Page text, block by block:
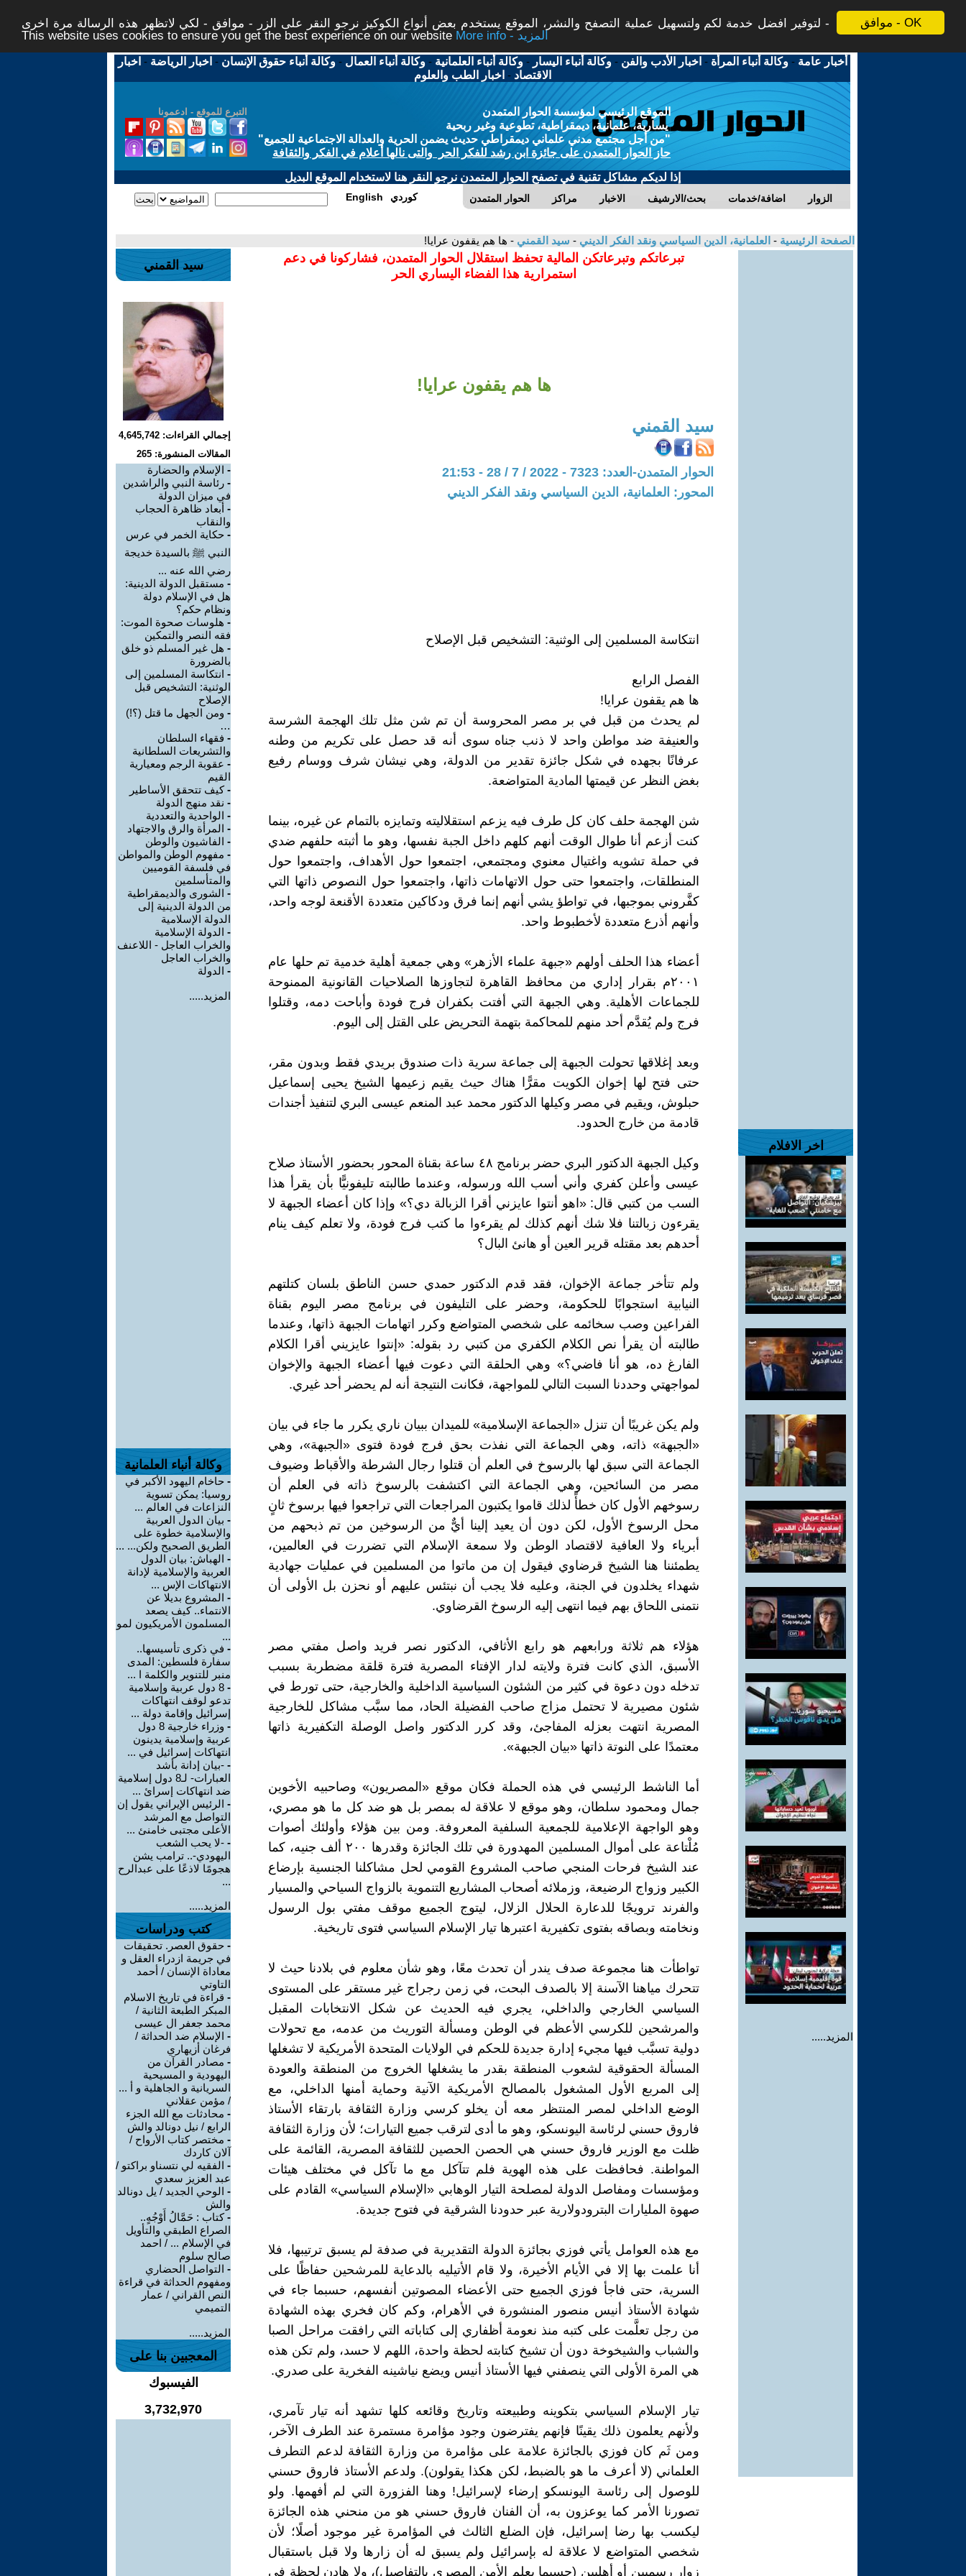
موافق - OK
لتوفير افضل خدمة لكم ولتسهيل عملية التصفح والنشر، الموقع يستخدم بعض أنواع الكوكيز نرجو النقر على الزر - موافق - لكي لاتظهر هذه الرسالة مرة اخرى -
This website uses cookies to ensure you get the best experience on our website
More info - المزيد
أخبار عامة -وكالة أنباء المرأة - اخبار الأدب والفن -وكالة أنباء اليسار -وكالة أنباء العلمانية -وكالة أنباء العمال -وكالة أنباء حقوق الإنسان - اخبار الرياضة - اخبار
الاقتصاد - اخبار الطب والعلوم
التبرع للموقع - ادعمونا
الموقع الرئيسي لمؤسسة الحوار المتمدن
يسارية، علمانية، ديمقراطية، تطوعية وغير ربحية
"من أجل مجتمع مدني علماني ديمقراطي حديث يضمن الحرية والعدالة الاجتماعية للجميع"
حاز الحوار المتمدن على جائزة ابن رشد للفكر الحر والتى نالها أعلام في الفكر والثقافة
إذا لديكم مشاكل تقنية في تصفح الحوار المتمدن نرجو النقر هنا لاستخدام الموقع البديل
الحوار المتمدن مراكز الاخبار بحث/الارشيف اضافة/خدمات الزوار English كوردي
الصفحة الرئيسية - العلمانية، الدين السياسي ونقد الفكر الديني - سيد القمني - ها هم يقفون عرايا!
اخر الافلام
المزيد.....
تبرعاتكم وتبرعاتكن المالية تحفظ استقلال الحوار المتمدن، فشاركونا في دعم
استمرارية هذا الفضاء اليساري الحر
ها هم يقفون عرايا!
سيد القمني
الحوار المتمدن-العدد: 7323 - 2022 / 7 / 28 - 21:53
المحور: العلمانية، الدين السياسي ونقد الفكر الديني
انتكاسة المسلمين إلى الوثنية: التشخيص قبل الإصلاح
الفصل الرابع
ها هم يقفون عرايا!
لم يحدث من قبل في بر مصر المحروسة أن تم شن مثل تلك الهجمة الشرسة
والعنيفة ضد مواطن واحد لا ذنب جناه سوى أنه قد حصل على تكريم من وطنه
عرفانًا بجهده في شكل جائزة تقدير من الدولة، وهي نيشان شرف ووسام رفيع
بغض النظر عن قيمتها المادية المتواضعة.
شن الهجمة حلف كان كل طرف فيه يزعم استقلاليته وتمايزه بالتمام عن غيره، بينما
كنت أزعم أنا طوال الوقت أنهم كلهم داخل الجبة نفسها، وهو ما أثبته حلفهم ضدي
في حملة تشويه واغتيال معنوي ومجتمعي، اجتمعوا حول الأهداف، واجتمعوا حول
المنطلقات، واجتمعوا حتى حول الاتهامات ذاتها، واجتمعوا حول النصوص ذاتها التي
كفَّروني بموجبها، في تواطؤ يشي أنهم إنما فرق ودكاكين متعددة الأقنعة لوجه واحد،
وأنهم أذرع متعددة لأخطبوط واحد.
أعضاء هذا الحلف أولهم «جبهة علماء الأزهر» وهي جمعية أهلية خدمية تم حلها عام
٢٠٠١م بقرار إداري من محافظ القاهرة لتجاوزها الصلاحيات القانونية الممنوحة
للجماعات الأهلية. وهي الجبهة التي أفتت بكفران فرج فودة وأباحت دمه، وقتلوا
فرج ولم يُقدَّم أحد منهم للمحاكمة بتهمة التحريض على القتل إلى اليوم.
وبعد إغلاقها تحولت الجبهة إلى جماعة سرية ذات صندوق بريدي فقط وبدون مقر،
حتى فتح لها إخوان الكويت مقرًّا هناك حيث يقيم زعيمها الشيخ يحيى إسماعيل
حبلوش، ويقيم في مصر وكيلها الدكتور محمد عبد المنعم عيسى البري لتنفيذ أجندات
قادمة من خارج الحدود.
وكيل الجبهة الدكتور البري حضر برنامج ٤٨ ساعة بقناة المحور بحضور الأستاذ صلاح
عيسى وأعلن كفري وأني أسب الله ورسوله، وعندما طالبته تليفونيًّا بأن يقرأ هذا
السب من كتبي قال: «اهو أنتوا عايزني أقرا الزبالة دي؟» وإذا كان أعضاء الجبهة لا
يقرءون زبالتنا فلا شك أنهم كذلك لم يقرءوا ما كتب فرج فودة، ولا تعلم كيف ينام
أحدهم بعد مقتله قرير العين أو هانئ البال؟
ولم تتأخر جماعة الإخوان، فقد قدم الدكتور حمدي حسن الناطق بلسان كتلتهم
النيابية استجوابًا للحكومة، وحضر على التليفون في برنامج مصر اليوم بقناة
الفراعين وصب سخائمه على شخصي المتواضع وكرر اتهامات الجبهة ذاتها، وعندما
طالبته أن يقرأ نص الكلام الكفري من كتبي رد بقوله: «إنتوا عايزيني أقرا الكلام
الفارغ ده، هو أنا فاضي؟» وهي الحلقة التي دعوت فيها أعضاء الجبهة والإخوان
لمواجهتي وحددنا السبت التالي للمواجهة، فكانت النتيجة أنه لم يحضر أحد غيري.
ولم يكن غريبًا أن تنزل «الجماعة الإسلامية» للميدان ببيان ناري يكرر ما جاء في بيان
«الجبهة» ذاته، وهي الجماعة التي نفذت بحق فرج فودة فتوى «الجبهة»، وهي
الجماعة التي سبق لها بالرسوخ في العلم أن قتلوا رجال الشرطة والأقباط وضيوف
مصر من السائحين، وهي الجماعة التي اكتشفت بالرسوخ ذاته في العلم أن
رسوخهم الأول كان خطأً لذلك قاموا يكتبون المراجعات التي تراجعوا فيها برسوخ ثانٍ
محل الرسوخ الأول، لكن دون أن يعيد إلينا أيٌّ من الرسوخين من تم ذبحهم من
أبرياء ولا العافية لاقتصاد الوطن ولا سمعة الإسلام التي تضررت في العالمين،
يطمئننا هنا الشيخ قرضاوي فيقول إن من ماتوا من المسلمين في عمليات جهادية
شهداء يخلدون في الجنة، وعليه فلا يجب أن نبتئس عليهم أو نحزن بل الأولى أن
نتمنى اللحاق بهم فيما انتهى إليه الرسوخ القرضاوي.
هؤلاء هم ثلاثة ورابعهم هو رابع الأثافي، الدكتور نصر فريد واصل مفتي مصر
الأسبق، الذي كانت فترة ولايته لدار الإفتاء المصرية فترة قلقة مضطربة بسبب
تدخله دون دعوة في كثير من الشئون السياسية الداخلية والخارجية، حتى تورط في
شئون مصيرية لا تحتمل مزاج صاحب الفضيلة الحاد، مما سبَّب مشاكل للخارجية
المصرية انتهت بعزله المفاجئ، وقد كرر الدكتور واصل الوصلة التكفيرية ذاتها
معتمدًا على النوتة ذاتها «بيان الجبهة».
أما الناشط الرئيسي في هذه الحملة فكان موقع «المصريون» وصاحبيه الأخوين
جمال ومحمود سلطان، وهو موقع لا علاقة له بمصر بل هو ضد كل ما هو مصري،
وهو الواجهة الإعلامية للجمعية السلفية المعروفة. ومن بين هؤلاء وأولئك أصوات
مُلْتاعة على أموال المسلمين المهدورة في تلك الجائزة وقدرها ٢٠٠ ألف جنيه، كما
عند الشيخ فرحات المنجي صاحب المشروع القومي لحل مشاكلنا الجنسية بإرضاع
الكبير وزواج الرضيعة، وزملائه أصحاب المشاريع التنموية بالزواج السياحي والمسيار
والفرند ترويجًا للدعارة الحلال الزلال، ليتوج الجميع موقف مفتي بول الرسول
ونخامته وبصاقه بفتوى تكفيرية اعتبرها تيار الإسلام السياسي فتوى تاريخية.
تواطأت هنا مجموعة صدف يندر أن تحدث معًا، وهو شأن معلوم في بلادنا حيث لا
تتحرك مياهنا الآسنة إلا بالصدف البحت، في زمن رجراج غير مستقر على المستوى
السياسي الخارجي والداخلي، يجري فيه الحديث عن شكل الانتخابات المقبل
والمرشحين للكرسي الأعظم في الوطن ومسألة التوريث من عدمه، مع تحولات
دولية تسبَّب فيها مجيء إدارة جديدة للحكم في الولايات المتحدة الأمريكية لا تشغلها
المسألة الحقوقية لشعوب المنطقة بقدر ما يشغلها الخروج من المنطقة والعودة
إلى المربع الأول المشغول بالمصالح الأمريكية الآنية وحماية أمنها الداخلي، مع
الوضع الداخلي لمصر المنتظر معه أن يخلو كرسي وزارة الثقافة بارتقاء الأستاذ
فاروق حسني لرئاسة اليونسكو، وهو ما أدى لترقب جميع التيارات؛ لأن وزارة الثقافة
ظلت مع الوزير فاروق حسني هي الحصن الحصين للثقافة المصرية، القائمة على
المواطنة. فحافظت على هذه الهوية فلم تتآكل مع ما تآكل في مختلف هيئات
ومؤسسات ومفاصل الدولة لمصلحة التيار الوهابي «الإسلام السياسي» القادم على
صهوة المليارات البترودولارية عبر حدودنا الشرقية في فتوح جديدة.
مع هذه العوامل يأتي فوزي بجائزة الدولة التقديرية في صدفة لم يسبق ترتيبها، فلا
أنا علمت بها إلا في الأيام الأخيرة، ولا قام الأتيليه بالدعاية للمرشحين حفاظًا على
السرية، حتى فاجأ فوزي الجميع حتى الأعضاء المصوتين أنفسهم، حسبما جاء في
شهادة الأستاذ أنيس منصور المنشورة في الأهرام، وكم كان فخري بهذه الشهادة
من رجل تعلَّمت على كتبه منذ نعومة أظفاري إلى كتاباته التي رافقت مراحل الصبا
والشباب والشيخوخة دون أن تشيخ كتابته لحظة واحدة، اللهم لا حسد، ولم تكن هذه
هي المرة الأولى التي ينصفني فيها الأستاذ أنيس ويضع نياشينه الفخرية على صدري.
تيار الإسلام السياسي بتكوينه وطبيعته وتاريخ وقائعه كلها تشهد أنه تيار تآمري،
ولأنهم يعلمون ذلك يقينًا فإنهم يفترضون وجود مؤامرة مستمرة عند الطرف الآخر،
ومن ثَم كان فوزي بالجائزة علامة على مؤامرة من وزارة الثقافة لدعم التطرف
العلماني (لا أعرف ما هو بالضبط، لكن هكذا يقولون). ولدعم الأستاذ فاروق حسني
للوصول إلى رئاسة اليونسكو إرضاء لإسرائيل! وهنا الفزورة التي لم أفهمها. ولو
تصورنا الأمر كما يوعزون به، أن الفنان فاروق حسني هو من منحني هذه الجائزة
ليكسب بها رضا إسرائيل، فإن الضلع الثالث في المؤامرة غير موجود أصلًا؛ لأن
شخصي المتواضع لا علاقة له بإسرائيل ولم يسبق له أن زارها ولا قبل باستقبال
زوار رسميين أو أهليين (حسبما يعلم الأمن المصري بالتفاصيل)، ولا هادن لحظة في
سيد القمني
إجمالي القراءات: 4,645,742
المقالات المنشورة: 265
- الإسلام والحضارة
- رئاسة النبي والراشدين
في ميزان الدولة
- أبعاد ظاهرة الحجاب
والنقاب
- حكاية الخمر في عرس
النبي ﷺ بالسيدة خديجة
رضي الله عنه ...
- مستقبل الدولة الدينية:
هل في الإسلام دولة
ونظام حكم؟
- هلوسات صحوة الموت:
فقه النصر والتمكين
- هل غير المسلم ذو خلق
بالضرورة
- انتكاسة المسلمين إلى
الوثنية: التشخيص قبل
الإصلاح
- ومن الجهل ما قتل (؟!)
…
- فقهاء السلطان
والتشريعات السلطانية
- عقوبة الرجم ومعيارية
القيم
-كيف تتحقق الأساطير
- نقد منهج الدولة
- الواحدية والتعددية
- المرأة والرق والاجتهاد
- الفاشيون والوطن
- مفهوم الوطن والمواطن
في فلسفة القوميين
والمتأسلمين
- الشورى والديمقراطية
من الدولة الدينية إلى
الدولة الإسلامية
- الدولة الإسلامية
والخراب العاجل - اللاعنف
والخراب العاجل
- الدولة
المزيد.....
وكالة أنباء العلمانية
- حاخام اليهود الأكبر في
روسيا: يمكن تسوية
النزاعات في العالم ...
- بيان الدول العربية
والإسلامية خطوة على
الطريق الصحيح ولكن... ...
- الهباش: بيان الدول
العربية والإسلامية لإدانة
الانتهاكات الإس ...
- المشروع بديلا عن
الانتماء.. كيف يصعد
المسلمون الأمريكيون لمو
...
- في ذكرى تأسيسها..
سفارة فلسطين: المدى
منبر للتنوير والكلمة ا ...
-
8 دول عربية وإسلامية
تدعو لوقف انتهاكات
إسرائيل وإقامة دولة ...
-
وزراء خارجية 8 دول
عربية وإسلامية يدينون
انتهاكات إسرائيل في ...
- -بيان إدانة بأشد
العبارات- لـ8 دول إسلامية
ضد انتهاكات إسرائ ...
- الرئيس الإيراني يقول إن
التواصل مع المرشد
الأعلى مجتبى خامنئ ...
- -لا يحب الشعب
اليهودي-.. ترامب يشن
هجومًا لاذعًا على عبدالرح
...
المزيد.....
كتب ودراسات
- حقوق العصر. تحقيقات
في جريمة ازدراء العقل و
معاداة الإنسان / أحمد
التاوتي
- قراءة في تاريخ الاسلام
المبكر الطبعة الثانية /
محمد جعفر ال عيسى
- الإسلام ضد الحداثة /
فرغان أزيهاري
- مصادر القرآن من
اليهودية و المسيحية
السريانية و الجاهلية و أ ...
/ مؤمن عقلاني
- محادثات مع الله الجزء
الرابع / نيل دونالد والش
- مختصر كتاب الأرواح /
آلان كاردك
- الفقيه لي نتسناو براكتو /
عبد العزيز سعدي
- الوحي الجديد / يل دونالد
والش
-كتاب : حَمَّالُ أَوْجُهٍ..
الصراع الطبقي والتأويل
في الإسلام ... / احمد
صالح سلوم
- التواصل الحضاري
ومفهوم الحداثة في قراءة
النص القراني / عمار
التميمي
المزيد.....
المعجبين بنا على
الفيسبوك
3,732,970